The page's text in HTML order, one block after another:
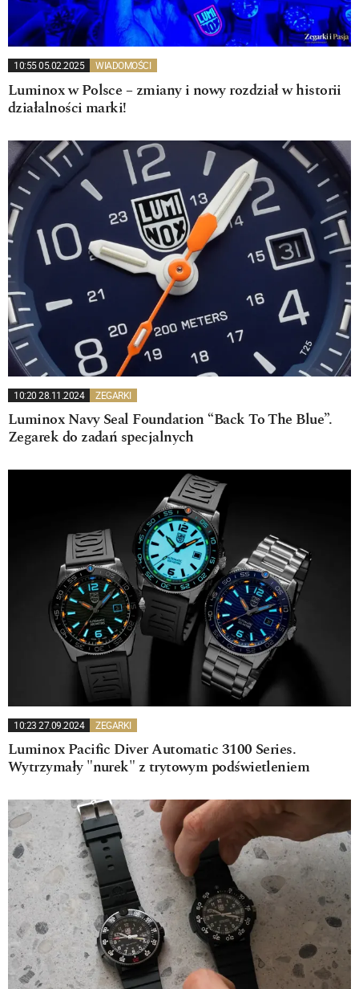
10:55 05.02.2025 WIADOMOŚCI
Luminox w Polsce – zmiany i nowy rozdział w historii
działalności marki!
10:20 28.11.2024 ZEGARKI
Luminox Navy Seal Foundation “Back To The Blue”.
Zegarek do zadań specjalnych
10:23 27.09.2024 ZEGARKI
Luminox Pacific Diver Automatic 3100 Series.
Wytrzymały "nurek" z trytowym podświetleniem